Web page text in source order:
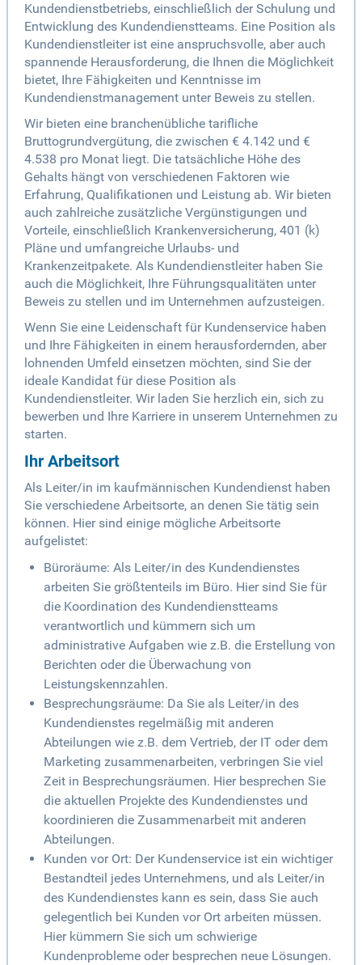
Kundendienstbetriebs, einschließlich der Schulung und
Entwicklung des Kundendienstteams. Eine Position als
Kundendienstleiter ist eine anspruchsvolle, aber auch
spannende Herausforderung, die Ihnen die Möglichkeit
bietet, Ihre Fähigkeiten und Kenntnisse im
Kundendienstmanagement unter Beweis zu stellen.
Wir bieten eine branchenübliche tarifliche
Bruttogrundvergütung, die zwischen € 4.142 und €
4.538 pro Monat liegt. Die tatsächliche Höhe des
Gehalts hängt von verschiedenen Faktoren wie
Erfahrung, Qualifikationen und Leistung ab. Wir bieten
auch zahlreiche zusätzliche Vergünstigungen und
Vorteile, einschließlich Krankenversicherung, 401 (k)
Pläne und umfangreiche Urlaubs- und
Krankenzeitpakete. Als Kundendienstleiter haben Sie
auch die Möglichkeit, Ihre Führungsqualitäten unter
Beweis zu stellen und im Unternehmen aufzusteigen.
Wenn Sie eine Leidenschaft für Kundenservice haben
und Ihre Fähigkeiten in einem herausfordernden, aber
lohnenden Umfeld einsetzen möchten, sind Sie der
ideale Kandidat für diese Position als
Kundendienstleiter. Wir laden Sie herzlich ein, sich zu
bewerben und Ihre Karriere in unserem Unternehmen zu
starten.
Ihr Arbeitsort
Als Leiter/in im kaufmännischen Kundendienst haben
Sie verschiedene Arbeitsorte, an denen Sie tätig sein
können. Hier sind einige mögliche Arbeitsorte
aufgelistet:
Büroräume: Als Leiter/in des Kundendienstes
arbeiten Sie größtenteils im Büro. Hier sind Sie für
die Koordination des Kundendienstteams
verantwortlich und kümmern sich um
administrative Aufgaben wie z.B. die Erstellung von
Berichten oder die Überwachung von
Leistungskennzahlen.
Besprechungsräume: Da Sie als Leiter/in des
Kundendienstes regelmäßig mit anderen
Abteilungen wie z.B. dem Vertrieb, der IT oder dem
Marketing zusammenarbeiten, verbringen Sie viel
Zeit in Besprechungsräumen. Hier besprechen Sie
die aktuellen Projekte des Kundendienstes und
koordinieren die Zusammenarbeit mit anderen
Abteilungen.
Kunden vor Ort: Der Kundenservice ist ein wichtiger
Bestandteil jedes Unternehmens, und als Leiter/in
des Kundendienstes kann es sein, dass Sie auch
gelegentlich bei Kunden vor Ort arbeiten müssen.
Hier kümmern Sie sich um schwierige
Kundenprobleme oder besprechen neue Lösungen.